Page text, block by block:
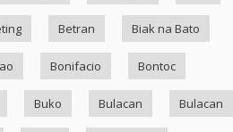
Betran Biak na Bato
Bonifacio Bontoc
Buko Bulacan Bulacan